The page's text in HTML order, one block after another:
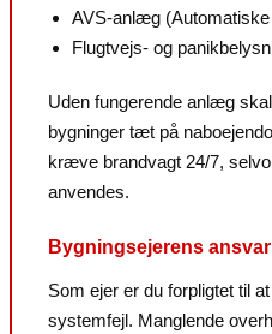
AVS-anlæg
Flugtvejs- og
Uden fungerende anlæg
bygninger tæt på
kræve brandvagt 24/7,
anvendes.
Bygningsejerens
Som ejer er du forpligtet til
systemfejl. Manglende